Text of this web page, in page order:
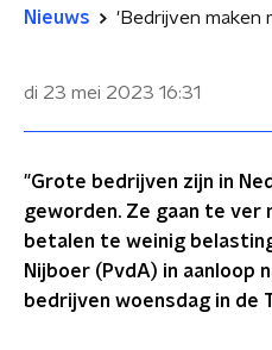
Nieuws
di 23 mei 2023 16:31
"Grote bedrijven zijn in
geworden. Ze gaan te ver
betalen te weinig
Nijboer (PvdA) in aanloop
bedrijven woensdag in de